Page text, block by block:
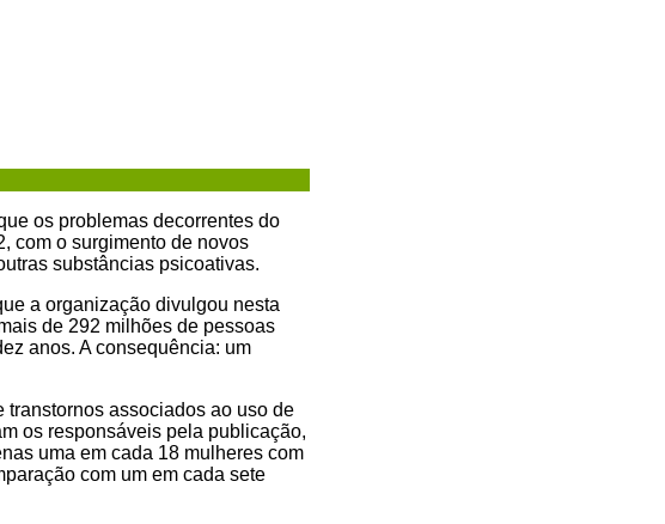
os problemas decorrentes do
com o surgimento de novos
substâncias psicoativas.
a organização divulgou nesta
de 292 milhões de pessoas
anos. A consequência: um
transtornos associados ao uso de
os responsáveis pela publicação,
uma em cada 18 mulheres com
com um em cada sete